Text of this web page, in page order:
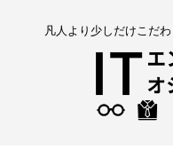
凡人より少しだけこだ